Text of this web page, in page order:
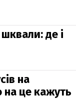
де і
на
це кажуть